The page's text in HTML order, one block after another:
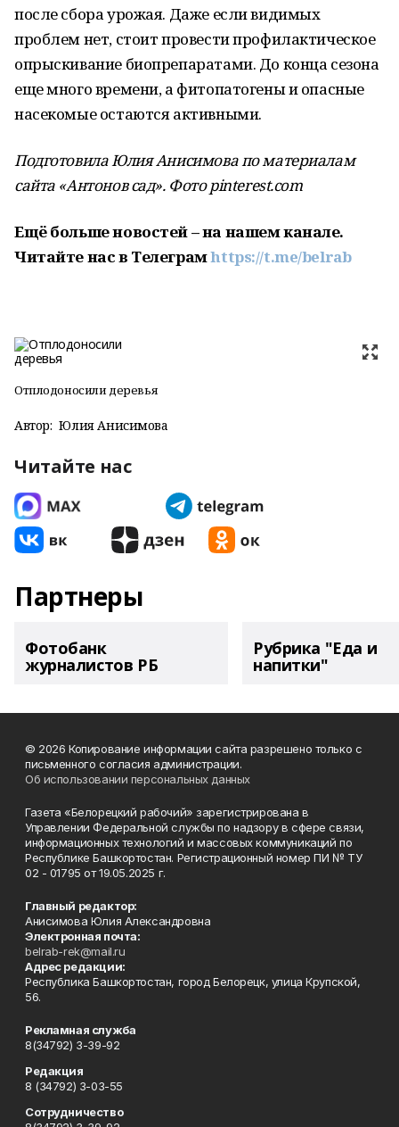
после сбора урожая. Даже если видимых
проблем нет, стоит провести профилактическое
опрыскивание биопрепаратами. До конца сезона
еще много времени, а фитопатогены и опасные
насекомые остаются активными.
Подготовила Юлия Анисимова по материалам
сайта «Антонов сад». Фото pinterest.com
Ещё больше новостей – на нашем канале.
Читайте нас в Телеграмhttps://t.me/belrab
Отплодоносили деревья
Автор: Юлия Анисимова
Читайте нас
Партнеры
Фотобанк
журналистов РБ
Рубрика "Еда и
напитки"
© 2026 Копирование информации сайта разрешено только с
письменного согласия администрации.
Об использовании персональных данных
Газета «Белорецкий рабочий» зарегистрирована в
Управлении Федеральной службы по надзору в сфере связи,
информационных технологий и массовых коммуникаций по
Республике Башкортостан. Регистрационный номер ПИ № ТУ
02 - 01795 от 19.05.2025 г.
Главный редактор:
Анисимова Юлия Александровна
Электронная почта:
belrab-rek@mail.ru
Адрес редакции:
Республика Башкортостан, город Белорецк, улица Крупской,
56.
Рекламная служба
8(34792) 3-39-92
Редакция
8 (34792) 3-03-55
Сотрудничество